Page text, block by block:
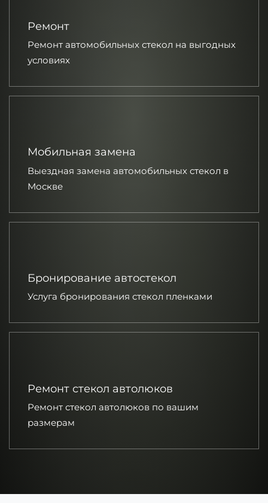
Ремонт
Ремонт автомобильных стекол на выгодных
условиях
Мобильная замена
Выездная замена автомобильных стекол в
Москве
Бронирование автостекол
Услуга бронирования стекол пленками
Ремонт стекол автолюков
Ремонт стекол автолюков по вашим
размерам